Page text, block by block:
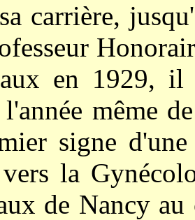
carrière,
en 1929, il
même
signe
la
de Nancy